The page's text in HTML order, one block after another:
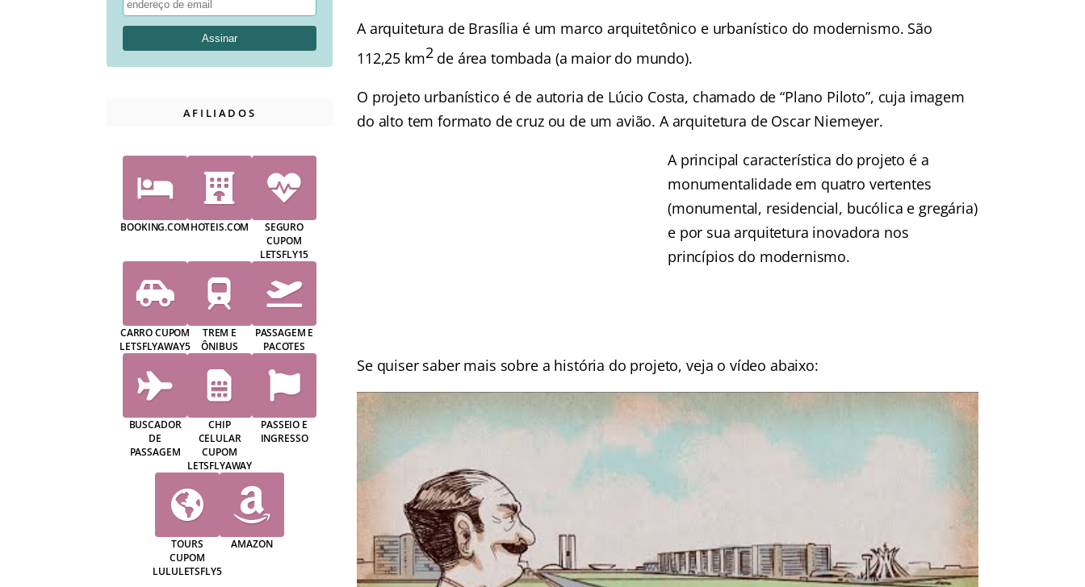
A arquitetura de Brasília é um marco arquitetônico e urbanístico do modernismo. São
112,25 km2de área tombada (a maior do mundo).
O projeto urbanístico é de autoria de Lúcio Costa, chamado de “Plano Piloto”, cuja imagem
do alto tem formato de cruz ou de um avião. A arquitetura de Oscar Niemeyer.
A principal característica do projeto é a
monumentalidade em quatro vertentes
(monumental, residencial, bucólica e gregária)
e por sua arquitetura inovadora nos
princípios do modernismo.
Se quiser saber mais sobre a história do projeto, veja o vídeo abaixo:
AFILIADOS
BOOKING.COMHOTEIS.COM
SEGURO
CUPOM
LETSFLY15
CARRO CUPOM
LETSFLYAWAY5
TREM E
ÔNIBUS
PASSAGEM E
PACOTES
BUSCADOR
DE
PASSAGEM
CHIP
CELULAR
CUPOM
LETSFLYAWAY
PASSEIO E
INGRESSO
TOURS
CUPOM
LULULETSFLY5
AMAZON